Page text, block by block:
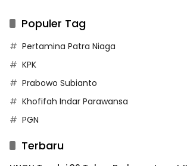
Populer Tag
Pertamina Patra Niaga
KPK
Prabowo Subianto
Khofifah Indar Parawansa
PGN
Terbaru